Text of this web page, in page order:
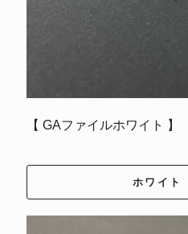
【 GAファイルホワイト 】
ホワイ